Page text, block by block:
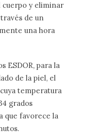
y eliminar
de un
una hora
ESDOR, para la
de la piel, el
temperatura
grados
que favorece la